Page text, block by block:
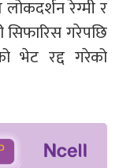
रेग्मी र
सिफारिस गरेपछि
भेट रद्द गरेको